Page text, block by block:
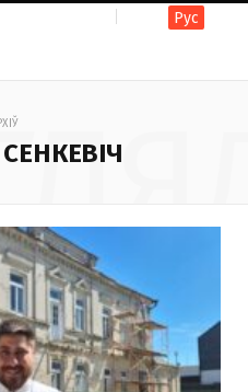
e
b
t
a
Рус